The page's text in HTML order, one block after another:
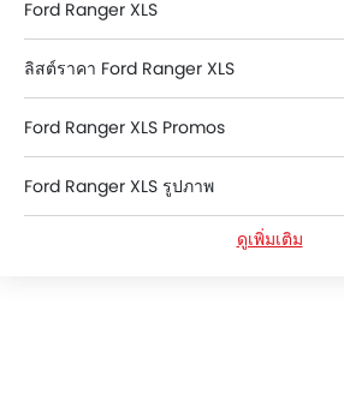
เข็มขัดนิรภัยสำหรับผู้โดยสารตอนหลัง
กระจกมองข้างพร้อมไฟเลี้ยวในตัว
กระจกไฟฟ้าประตูหลัง
ไฟตัดหมอกหน้า
เบาะนั่งผู้โดยสารด้านหลังสามารถพับได้
ไฟส่องสว่างภายในห้องโดยสาร
คิ้วบันได
ระบบล็อคประตูรถ
ที่พักแขนคอนโซลกลาง
Ford Ranger XLS
ลิสต์ราคา Ford Ranger XLS
Ford Ranger XLS Promos
Ford Ranger XLS รูปภาพ
Ford Ranger XLS ข้อมูลจำเพาะดูเพิ่มเติม